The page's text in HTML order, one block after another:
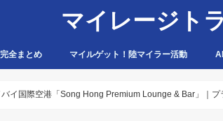
マイレージト
全まとめ マイルゲット！陸マイラー活動
バイ国際空港「Song Hong Premium Lounge & Bar」｜